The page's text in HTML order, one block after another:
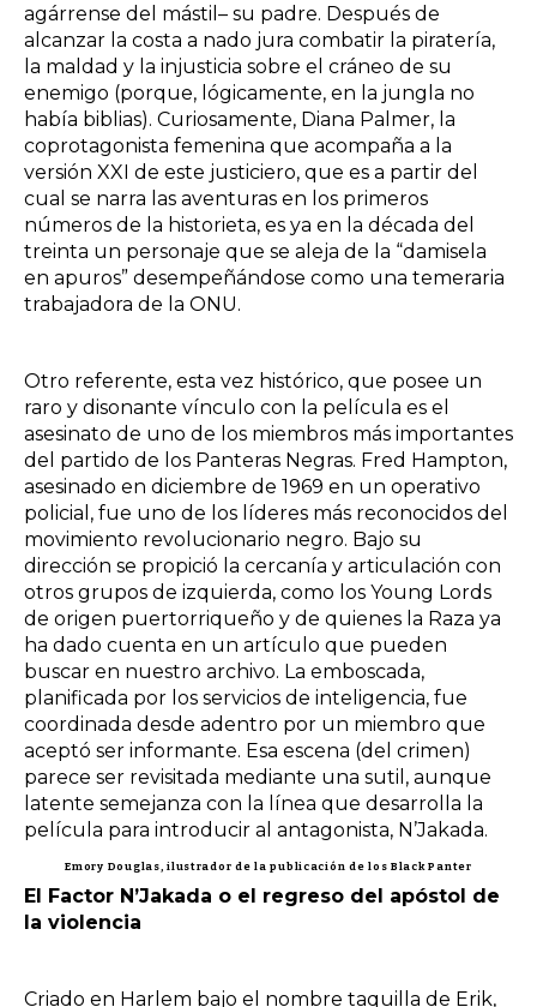
agárrense del mástil– su padre. Después de
alcanzar la costa a nado jura combatir la piratería,
la maldad y la injusticia sobre el cráneo de su
enemigo (porque, lógicamente, en la jungla no
había biblias). Curiosamente, Diana Palmer, la
coprotagonista femenina que acompaña a la
versión XXI de este justiciero, que es a partir del
cual se narra las aventuras en los primeros
números de la historieta, es ya en la década del
treinta un personaje que se aleja de la “damisela
en apuros” desempeñándose como una temeraria
trabajadora de la ONU.
Otro referente, esta vez histórico, que posee un
raro y disonante vínculo con la película es el
asesinato de uno de los miembros más importantes
del partido de los Panteras Negras. Fred Hampton,
asesinado en diciembre de 1969 en un operativo
policial, fue uno de los líderes más reconocidos del
movimiento revolucionario negro. Bajo su
dirección se propició la cercanía y articulación con
otros grupos de izquierda, como los Young Lords
de origen puertorriqueño y de quienes la Raza ya
ha dado cuenta en un artículo que pueden
buscar en nuestro archivo. La emboscada,
planificada por los servicios de inteligencia, fue
coordinada desde adentro por un miembro que
aceptó ser informante. Esa escena (del crimen)
parece ser revisitada mediante una sutil, aunque
latente semejanza con la línea que desarrolla la
película para introducir al antagonista, N’Jakada.
Emory Douglas, ilustrador de la publicación de los Black Panter
El Factor N’Jakada o el regreso del apóstol de
la violencia
Criado en Harlem bajo el nombre taquilla de Erik,